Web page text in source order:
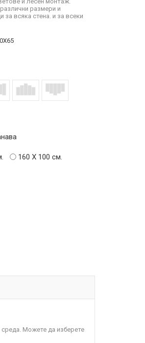
размери и
всяка стена. и за всеки
160 Х 100 см.
Можете да изберете